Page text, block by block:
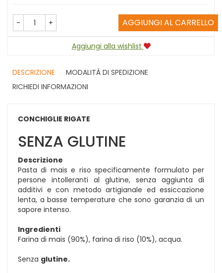
- + AGGIUNGI AL CARRELLO
Aggiungi alla wishlist
DESCRIZIONE
MODALITÀ DI SPEDIZIONE
RICHIEDI INFORMAZIONI
CONCHIGLIE RIGATE
SENZA GLUTINE
Descrizione
Pasta di mais e riso specificamente formulato per
persone intolleranti al glutine, senza aggiunta di
additivi e con metodo artigianale ed essiccazione
lenta, a basse temperature che sono garanzia di un
sapore intenso.
Ingredienti
Farina di mais (90%), farina di riso (10%), acqua.
Senza glutine.